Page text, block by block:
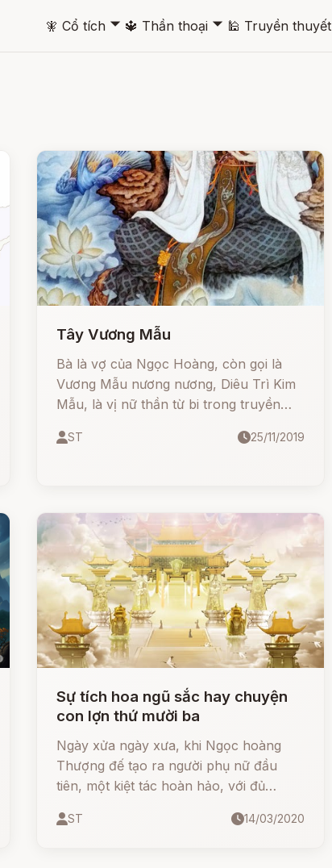
🧚 Cổ tích 🞃 🔱 Thần thoại 🞃 🕌 Truyền thuyết
Tây Vương Mẫu
Bà là vợ của Ngọc Hoàng, còn gọi là
Vương Mẫu nương nương, Diêu Trì Kim
Mẫu, là vị nữ thần từ bi trong truyền
ST 25/11/2019
Sự tích hoa ngũ sắc hay chuyện
con lợn thứ mười ba
Ngày xửa ngày xưa, khi Ngọc hoàng
Thượng đế tạo ra người phụ nữ đầu
tiên, một kiệt tác hoàn hảo, với đủ
Người có được. Người say mê tác phẩm
ST 14/03/2020